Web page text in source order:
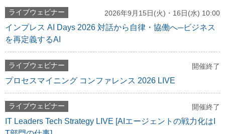
ライブウェビナー 2026年9月15日(火)・16日(水) 10:00
インプレス AI Days 2026 対話から自律・協働へ─ビジネス
を再定義するAI
ライブウェビナー 開催終了
プロセスマイニング コンファレンス 2026 LIVE
ライブウェビナー 開催終了
IT Leaders Tech Strategy LIVE [AIエージェントの戦力化はI